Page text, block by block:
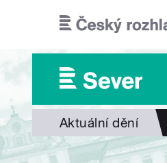
Aktuální dění